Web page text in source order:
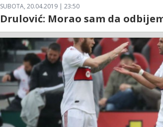
SUBOTA, 20.04.2019 | 23:50
Drulović: Morao sam da